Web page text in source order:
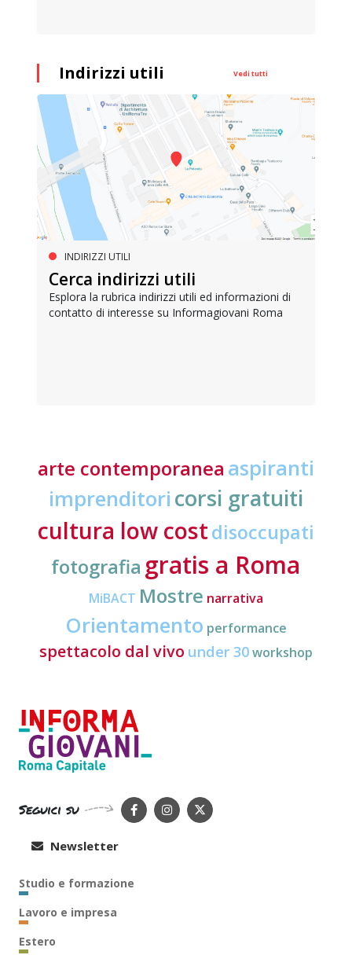
Indirizzi utili Vedi tutti
INDIRIZZI UTILI
Cerca indirizzi utili
Esplora la rubrica indirizzi utili ed informazioni di
contatto di interesse su Informagiovani Roma
arte contemporanea aspiranti
imprenditori corsi gratuiti
cultura low costdisoccupati
fotografia gratis a Roma
MiBACT Mostre narrativa
Orientamento performance
spettacolo dal vivo under 30workshop
Seguici su
Newsletter
Studio e formazione
Lavoro e impresa
Estero